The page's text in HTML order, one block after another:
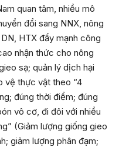
quan tâm, nhiều mô
đổi sang NNX, nông
HTX đẩy mạnh công
nhận thức cho nông
sạ; quản lý dịch hại
vệ thực vật theo “4
đúng thời điểm; đúng
vô cơ, đi đôi với nhiều
(Giảm lượng giống gieo
giảm lượng phân đạm;